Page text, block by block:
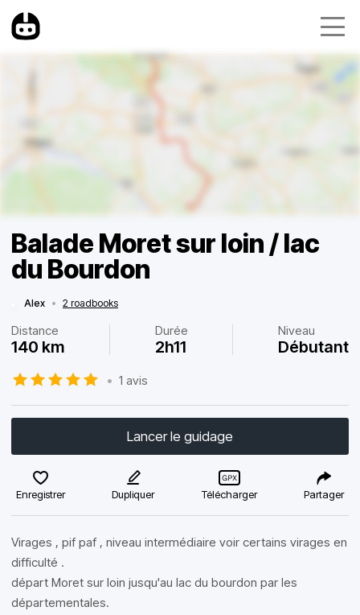
Balade Moret sur loin / lac
du Bourdon
Alex • 2 roadbooks
Distance
140 km
Durée
2h11
Niveau
Débutant
• 1 avis
Lancer le guidage
Enregistrer Dupliquer Télécharger Partager
Virages , pif paf , niveau intermédiaire voir certains virages en
difficulté .
départ Moret sur loin jusqu'au lac du bourdon par les
départementales.